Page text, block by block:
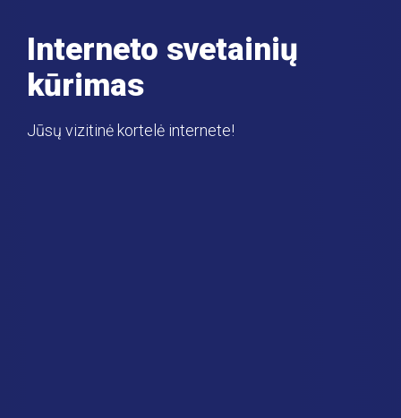
Interneto svetainių
kūrimas
Jūsų vizitinė kortelė internete!